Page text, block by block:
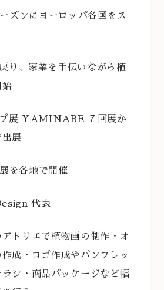
にヨーロッパ各国をス
り、家業を手伝いながら植
始
展 YAMINABE ７回展か
展
を各地で開催
代表
トリエで植物画の制作・オ
成・ロゴ作成やパンフレッ
ラシ・商品パッケージなど幅